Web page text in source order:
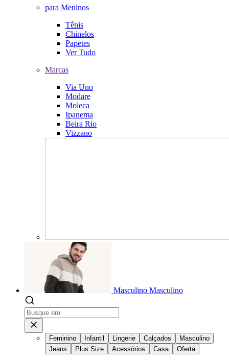
para Meninos
Tênis
Chinelos
Papetes
Ver Tudo
Marcas
Via Uno
Modare
Moleca
Ipanema
Beira Rio
Vizzano
Masculino Masculino
Feminino Infantil Lingerie Calçados
Masculino
Jeans
Plus Size Acessórios Casa Oferta